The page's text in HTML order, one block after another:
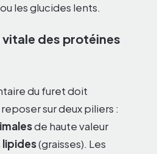
les glucides lents.
des protéines
du furet doit
sur deux piliers :
de haute valeur
lipides(graisses). Les